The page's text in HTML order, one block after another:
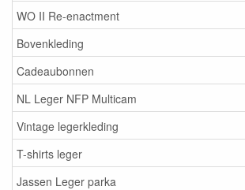
WO II Re-enactment
Bovenkleding
Cadeaubonnen
NL Leger NFP Multicam
Vintage legerkleding
T-shirts leger
Jassen Leger parka